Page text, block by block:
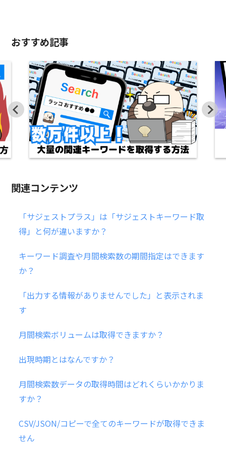
おすすめ記事
関連コンテンツ
「サジェストプラス」は「サジェストキーワード取
得」と何が違いますか？
キーワード調査や月間検索数の期間指定はできます
か？
「出力する情報がありませんでした」と表示されま
す
月間検索ボリュームは取得できますか？
出現時期とはなんですか？
月間検索数データの取得時間はどれくらいかかりま
すか？
CSV/JSON/コピーで全てのキーワードが取得できま
せん